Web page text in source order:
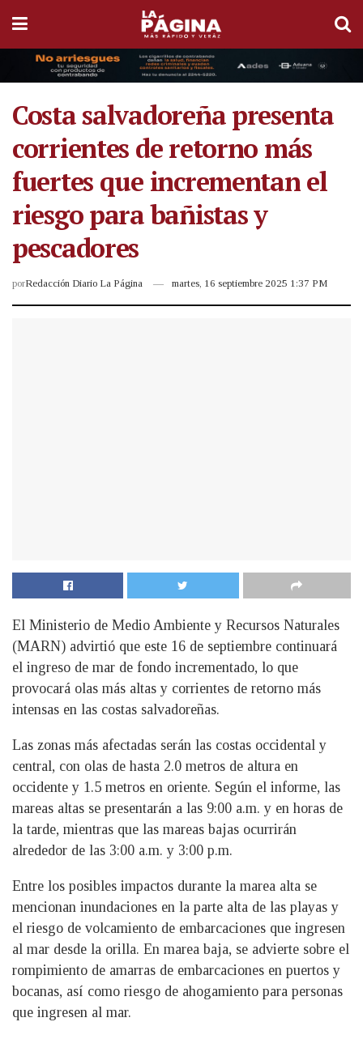
Costa salvadoreña presenta
corrientes de retorno más
fuertes que incrementan el
riesgo para bañistas y
pescadores
porRedacción Diario La Página martes, 16 septiembre 2025 1:37 PM
El Ministerio de Medio Ambiente y Recursos Naturales
(MARN) advirtió que este 16 de septiembre continuará
el ingreso de mar de fondo incrementado, lo que
provocará olas más altas y corrientes de retorno más
intensas en las costas salvadoreñas.
Las zonas más afectadas serán las costas occidental y
central, con olas de hasta 2.0 metros de altura en
occidente y 1.5 metros en oriente. Según el informe, las
mareas altas se presentarán a las 9:00 a.m. y en horas de
la tarde, mientras que las mareas bajas ocurrirán
alrededor de las 3:00 a.m. y 3:00 p.m.
Entre los posibles impactos durante la marea alta se
mencionan inundaciones en la parte alta de las playas y
el riesgo de volcamiento de embarcaciones que ingresen
al mar desde la orilla. En marea baja, se advierte sobre el
rompimiento de amarras de embarcaciones en puertos y
bocanas, así como riesgo de ahogamiento para personas
que ingresen al mar.